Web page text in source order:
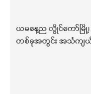
ယမနေ့ည လွိုင်ကော်မြို့၊
တစ်ခုအတွင်း အသံကျယ်